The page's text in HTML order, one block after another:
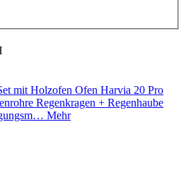
mit Holzofen Ofen Harvia 20 Pro
Regenkragen + Regenhaube
Mehr